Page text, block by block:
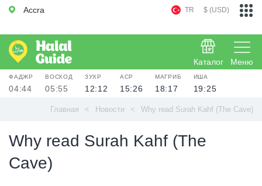
Accra TR $ (USD)
Меню
Каталог
ФАДЖР
04:44
ВОСХОД
05:55
ЗУХР
12:12
АСР
15:26
МАГРИБ
18:17
ИША
19:25
Главная Новости Why read Surah Kahf (The Cave)
Why read Surah Kahf (The
Cave)